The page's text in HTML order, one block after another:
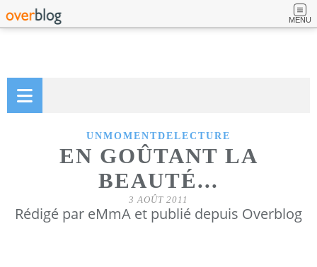
MENU
UNMOMENTDELECTURE
EN GOÛTANT LA
BEAUTÉ...
3 AOÛT 2011
Rédigé par eMmA et publié depuis Overblog